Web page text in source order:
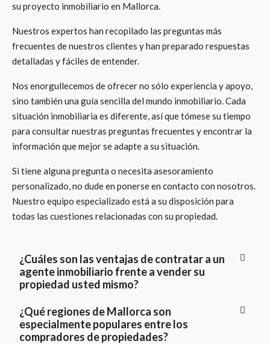
su proyecto inmobiliario en Mallorca.
Nuestros expertos han recopilado las preguntas más
frecuentes de nuestros clientes y han preparado respuestas
detalladas y fáciles de entender.
Nos enorgullecemos de ofrecer no sólo experiencia y apoyo,
sino también una guía sencilla del mundo inmobiliario. Cada
situación inmobiliaria es diferente, así que tómese su tiempo
para consultar nuestras preguntas frecuentes y encontrar la
información que mejor se adapte a su situación.
Si tiene alguna pregunta o necesita asesoramiento
personalizado, no dude en ponerse en contacto con nosotros.
Nuestro equipo especializado está a su disposición para
todas las cuestiones relacionadas con su propiedad.
¿Cuáles son las ventajas de contratar a un
agente inmobiliario frente a vender su
propiedad usted mismo?
¿Qué regiones de Mallorca son
especialmente populares entre los
compradores de propiedades?